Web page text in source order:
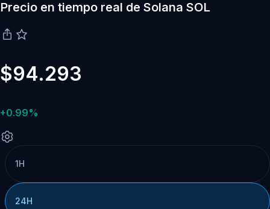
Precio en tiempo real de Solana SOL
$94.293
+0.99%
1H
24H